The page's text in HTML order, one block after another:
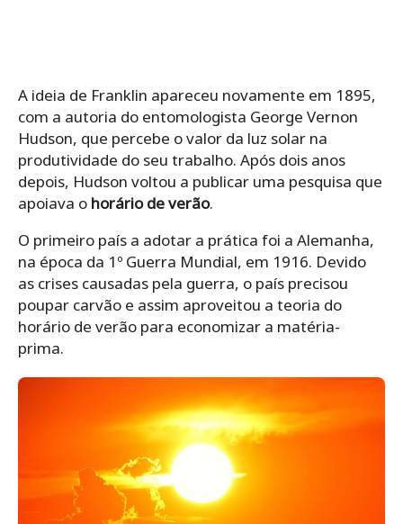
A ideia de Franklin apareceu novamente em 1895,
com a autoria do entomologista George Vernon
Hudson, que percebe o valor da luz solar na
produtividade do seu trabalho. Após dois anos
depois, Hudson voltou a publicar uma pesquisa que
apoiava o horário de verão.
O primeiro país a adotar a prática foi a Alemanha,
na época da 1º Guerra Mundial, em 1916. Devido
as crises causadas pela guerra, o país precisou
poupar carvão e assim aproveitou a teoria do
horário de verão para economizar a matéria-
prima.